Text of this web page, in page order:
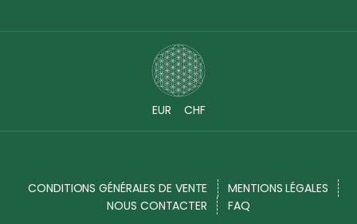
EUR CHF
CONDITIONS GÉNÉRALES DE VENTE
MENTIONS LÉGALES
NOUS CONTACTER
FAQ